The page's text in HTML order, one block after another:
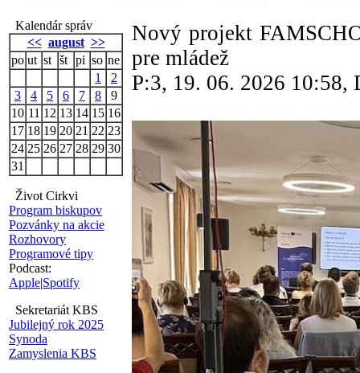
Kalendár správ
<< august >>
po ut st št pi so ne
1
2
3
4 5 6 7 8
9
10 11 12 13 14 15 16
17 18 19 20 21 22 23
24 25 26 27 28 29 30
31
Život Cirkvi
Program biskupov
Pozvánky na akcie
Rozhovory
Programové tipy
Podcast:
Apple|Spotify
Sekretariát KBS
Jubilejný rok 2025
Synoda
Zamyslenia KBS
Nový projekt
pre mládež
P:3, 19. 06. 2026 10:58,